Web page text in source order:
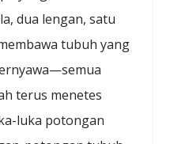
dua lengan, satu
tubuh yang
terus menetes
luka potongan